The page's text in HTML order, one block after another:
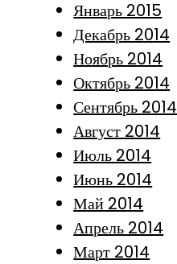
Январь 2015
Декабрь 2014
Ноябрь 2014
Октябрь 2014
Сентябрь 2014
Август 2014
Июль 2014
Июнь 2014
Май 2014
Апрель 2014
Март 2014